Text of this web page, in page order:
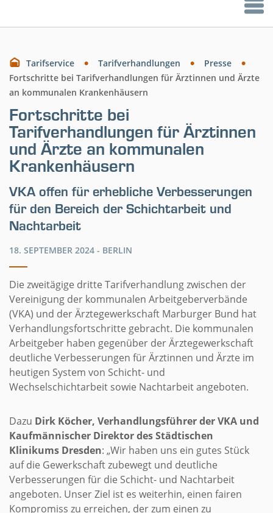
Tarifservice Tarifverhandlungen
Presse
Fortschritte bei Tarifverhandlungen für Ärztinnen und Ärzte
an kommunalen Krankenhäusern
Fortschritte bei
Tarifverhandlungen für Ärztinnen
und Ärzte an kommunalen
Krankenhäusern
VKA offen für erhebliche Verbesserungen
für den Bereich der Schichtarbeit und
Nachtarbeit
18. SEPTEMBER 2024 - BERLIN
Die zweitägige dritte Tarifverhandlung zwischen der
Vereinigung der kommunalen Arbeitgeberverbände
(VKA) und der Ärztegewerkschaft Marburger Bund hat
Verhandlungsfortschritte gebracht. Die kommunalen
Arbeitgeber haben gegenüber der Ärztegewerkschaft
deutliche Verbesserungen für Ärztinnen und Ärzte im
heutigen System von Schicht- und
Wechselschichtarbeit sowie Nachtarbeit angeboten.
Dazu Dirk Köcher, Verhandlungsführer der VKA und
Kaufmännischer Direktor des Städtischen
Klinikums Dresden: „Wir haben uns ein gutes Stück
auf die Gewerkschaft zubewegt und deutliche
Verbesserungen für die Schicht- und Nachtarbeit
angeboten. Unser Ziel ist es weiterhin, einen fairen
Kompromiss zu erreichen, der zum einen zu